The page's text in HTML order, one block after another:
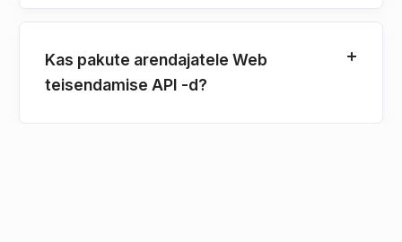
Kas pakute arendajatele Web
teisendamise API -d?